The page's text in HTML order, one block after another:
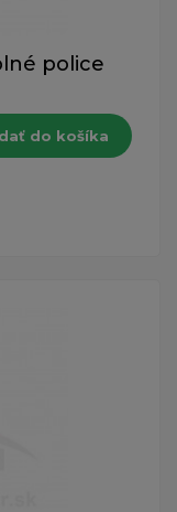
police
do košíka